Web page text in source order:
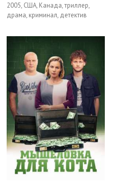
2005, США, Канада, триллер,
драма, криминал, детектив